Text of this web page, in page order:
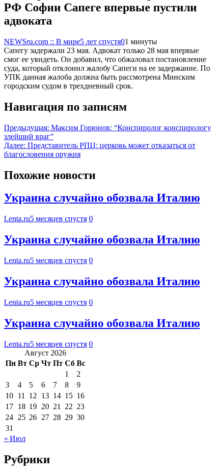
РФ Софии Сапеге впервые пустили
адвоката
NEWSru.com :: В мире5 лет спустя01 минуты
Сапегу задержали 23 мая. Адвокат только 28 мая впервые
смог ее увидеть. Он добавил, что обжаловал постановление
суда, который отклонил жалобу Сапеги на ее задержание. По
УПК данная жалоба должна быть рассмотрена Минским
городским судом в трехдневный срок.
Навигация по записям
Предыдущая: Максим Горюнов: “Конспиролог конспирологу
злейший враг”
Далее: Представитель РПЦ: церковь может отказаться от
благословения оружия
Похожие новости
Украина случайно обозвала Италию
Lenta.ru5 месяцев спустя 0
Украина случайно обозвала Италию
Lenta.ru5 месяцев спустя 0
Украина случайно обозвала Италию
Lenta.ru5 месяцев спустя 0
Украина случайно обозвала Италию
Lenta.ru5 месяцев спустя 0
Август 2026
Пн Вт Ср Чт Пт Сб Вс
1
2
3
4 5 6 7 8
9
10 11 12 13 14 15 16
17 18 19 20 21 22 23
24 25 26 27 28 29 30
31
« Июл
Рубрики